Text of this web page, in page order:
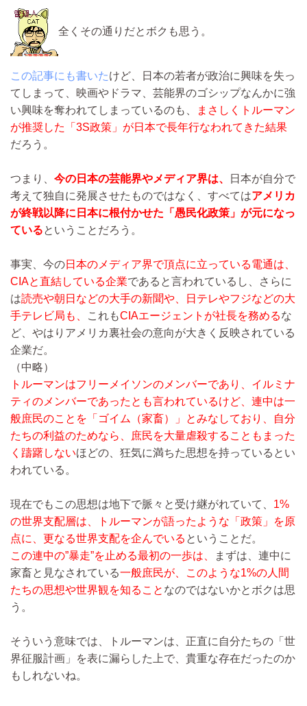
全くその通りだとボクも思う。
この記事にも書いたけど、日本の若者が政治に興味を失っ
てしまって、映画やドラマ、芸能界のゴシップなんかに強
い興味を奪われてしまっているのも、
まさしくトルーマン
が推奨した「3S政策」が日本で長年行なわれてきた結果
だろう。
つまり、 今の日本の芸能界やメディア界は、
日本が自分で
考えて独自に発展させたものではなく、すべてはアメリカ
が終戦以降に日本に根付かせた「愚民化政策」が元になっ
ているということだろう。
事実、今の日本のメディア界で頂点に立っている電通は、
CIAと直結している企業であると言われているし、さらに
は読売や朝日などの大手の新聞や、日テレやフジなどの大
手テレビ局も、
これもCIAエージェントが社長を務めるな
ど、やはりアメリカ裏社会の意向が大きく反映されている
企業だ。
（中略）
トルーマンはフリーメイソンのメンバーであり、 イルミナ
ティのメンバーであったとも言われているけど、連中は一
般庶民のことを「ゴイム（家畜）」とみなしており、自分
たちの利益のためなら、庶民を大量虐殺することもまった
く躊躇しないほどの、狂気に満ちた思想を持っているとい
われている。
現在でもこの思想は地下で脈々と受け継がれていて、 1%
の世界支配層は、トルーマンが語ったような「政策」を原
点に、更なる世界支配を企んでいる ということだ。
この連中の”暴走”を止める最初の一歩は、
まずは、連中に
家畜と見なされている一般庶民が、このような1%の人間
たちの思想や世界観を知ること なのではないかとボクは思
う。
そういう意味では、トルーマンは、正直に自分たちの「世
界征服計画」を表に漏らした上で、貴重な存在だったのか
もしれないね。